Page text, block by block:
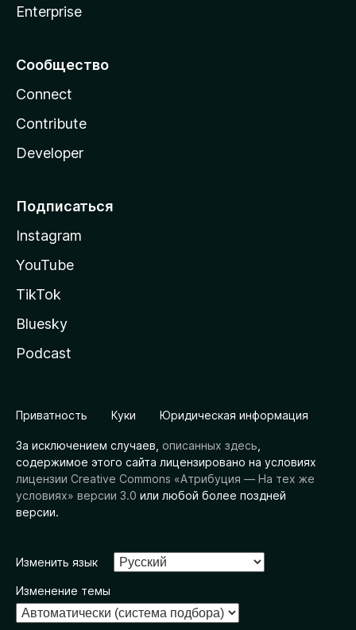
Enterprise
Сообщество
Connect
Contribute
Developer
Подписаться
Instagram
YouTube
TikTok
Bluesky
Podcast
Приватность Куки Юридическая информация
За исключением случаев, описанных здесь
содержимое этого сайта лицензировано на условиях
лицензии Creative Commons «Атрибуция — На тех же
условиях» версии 3.0 или любой более поздней
версии.
Изменить язык
Изменение темы